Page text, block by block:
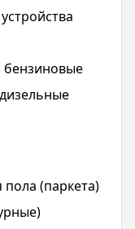
бензиновые
(паркета)